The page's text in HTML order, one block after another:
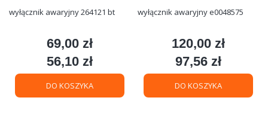
wyłącznik awaryjny 264121 bt
Cena
69,00 zł
Cena
56,10 zł
DO KOSZYKA
wyłącznik awaryjny e0048575
Cena
120,00 zł
Cena
97,56 zł
DO KOSZYKA